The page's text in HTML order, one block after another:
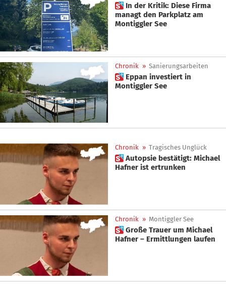
 In der Kritik: Diese Firma
managt den Parkplatz am
Montiggler See
Chronik » Sanierungsarbeiten
 Eppan investiert in
Montiggler See
Chronik » Tragisches Unglück
 Autopsie bestätigt: Michael
Hafner ist ertrunken
Chronik » Montiggler See
 Große Trauer um Michael
Hafner – Ermittlungen laufen